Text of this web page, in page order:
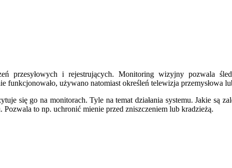
przesyłowych i rejestrujących. Monitoring wizyjny pozwala
funkcjonowało, używano natomiast określeń telewizja przemysłowa
się go na monitorach. Tyle na temat działania systemu. Jakie są
to np. uchronić mienie przed zniszczeniem lub kradzieżą.